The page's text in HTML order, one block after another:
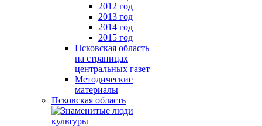
2012 год
2013 год
2014 год
2015 год
Псковская область
на страницах
центральных газет
Методические
материалы
Псковская область